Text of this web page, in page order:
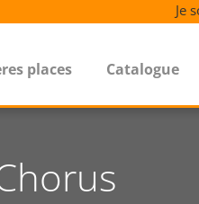
Je
places Catalogue